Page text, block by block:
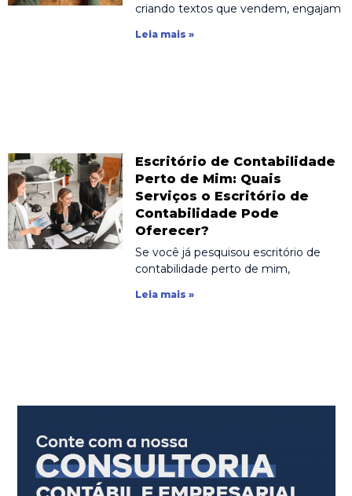
criando textos que vendem, engajam
Leia mais »
Escritório de Contabilidade
Perto de Mim: Quais
Serviços o Escritório de
Contabilidade Pode
Oferecer?
Se você já pesquisou escritório de
contabilidade perto de mim,
Leia mais »